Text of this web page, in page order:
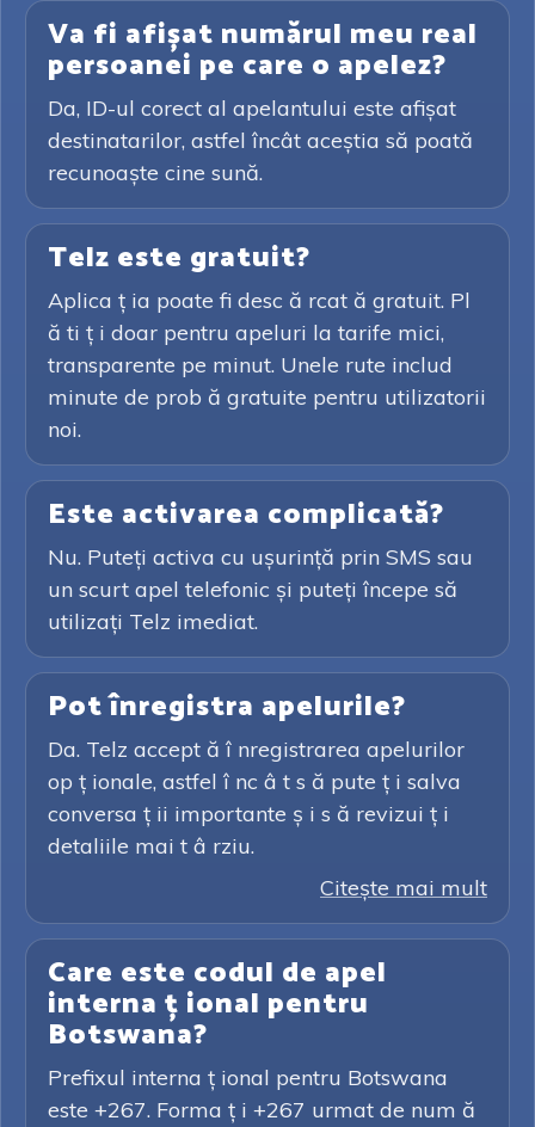
Va fi afișat numărul meu real
persoanei pe care o apelez?
Da, ID-ul corect al apelantului este afișat
destinatarilor, astfel încât aceștia să poată
recunoaște cine sună.
Telz este gratuit?
Aplica ț ia poate fi desc ă rcat ă gratuit. Pl
ă ti ț i doar pentru apeluri la tarife mici,
transparente pe minut. Unele rute includ
minute de prob ă gratuite pentru utilizatorii
noi.
Este activarea complicată?
Nu. Puteți activa cu ușurință prin SMS sau
un scurt apel telefonic și puteți începe să
utilizați Telz imediat.
Pot înregistra apelurile?
Da. Telz accept ă î nregistrarea apelurilor
op ț ionale, astfel î nc â t s ă pute ț i salva
conversa ț ii importante ș i s ă revizui ț i
detaliile mai t â rziu.
Citeşte mai mult
Care este codul de apel
interna ț ional pentru
Botswana?
Prefixul interna ț ional pentru Botswana
este +267. Forma ț i +267 urmat de num ă